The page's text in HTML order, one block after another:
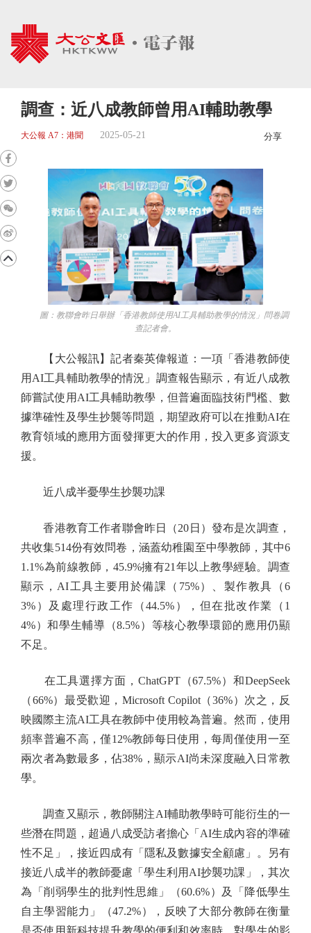
調查：近八成教師曾用AI輔助教學
大公報 A7：港聞 2025-05-21 分享
圖：教聯會昨日舉辦「香港教師使用AI工具輔助教學的情況」問卷調
查記者會。
【大公報訊】記者秦英偉報道：一項「香港教師使
用AI工具輔助教學的情況」調查報告顯示，有近八成教
師嘗試使用AI工具輔助教學，但普遍面臨技術門檻、數
據準確性及學生抄襲等問題，期望政府可以在推動AI在
教育領域的應用方面發揮更大的作用，投入更多資源支
援。
近八成半憂學生抄襲功課
香港教育工作者聯會昨日（20日）發布是次調查，
共收集514份有效問卷，涵蓋幼稚園至中學教師，其中6
1.1%為前線教師，45.9%擁有21年以上教學經驗。調查
顯示，AI工具主要用於備課（75%）、製作教具（6
3%）及處理行政工作（44.5%），但在批改作業（1
4%）和學生輔導（8.5%）等核心教學環節的應用仍顯
不足。
在工具選擇方面，ChatGPT（67.5%）和DeepSeek
（66%）最受歡迎，Microsoft Copilot（36%）次之，反
映國際主流AI工具在教師中使用較為普遍。然而，使用
頻率普遍不高，僅12%教師每日使用，每周僅使用一至
兩次者為數最多，佔38%，顯示AI尚未深度融入日常教
學。
調查又顯示，教師關注AI輔助教學時可能衍生的一
些潛在問題，超過八成受訪者擔心「AI生成內容的準確
性不足」，接近四成有「隱私及數據安全顧慮」。另有
接近八成半的教師憂慮「學生利用AI抄襲功課」，其次
為「削弱學生的批判性思維」（60.6%）及「降低學生
自主學習能力」（47.2%），反映了大部分教師在衡量